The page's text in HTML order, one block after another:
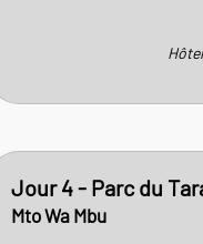
Hôtel
Jour 4 - Parc du
Mto Wa Mbu